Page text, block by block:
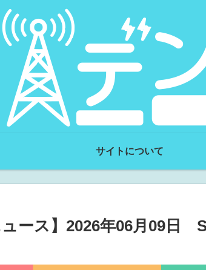
サイトについて
ュース】2026年06月09日